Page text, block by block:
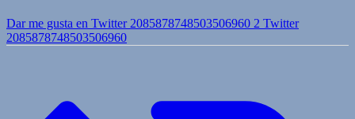
Dar me gusta en Twitter 2085878748503506960 2 Twitter
2085878748503506960